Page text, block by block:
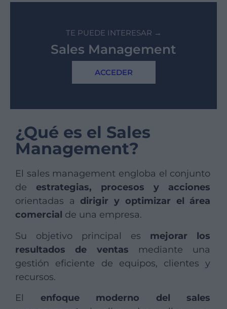
TE PUEDE INTERESAR →
Sales Management
ACCEDER
¿Qué es el Sales
Management?
El sales management engloba el conjunto
de estrategias, procesos y acciones
orientadas a dirigir y optimizar el área
comercial de una empresa.
Su objetivo principal es mejorar los
resultados de ventas mediante una
gestión eficiente de equipos, clientes y
recursos.
El enfoque moderno del sales